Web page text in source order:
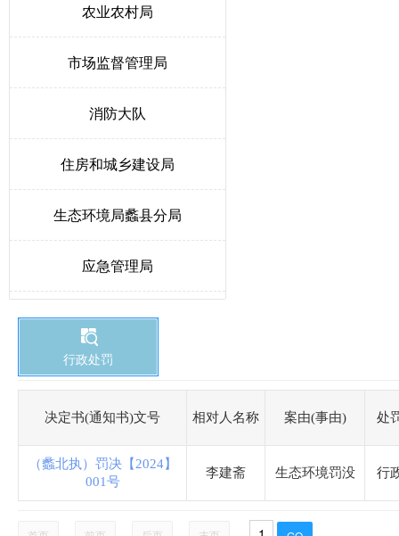
农业农村局
市场监督管理局
消防大队
住房和城乡建设局
生态环境局蠡县分局
应急管理局
教育和体育局
发展和改革局
卫生健康局
医疗保障局
行政处罚
决定书(通知书)文号 相对人名称 案由(事由) 处
（蠡北执）罚决【2024】
001号
李建斋 生态环境罚没 行